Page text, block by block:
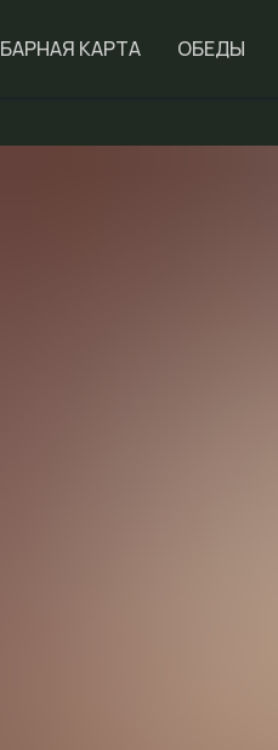
БАРНАЯ КАРТА ОБЕДЫ